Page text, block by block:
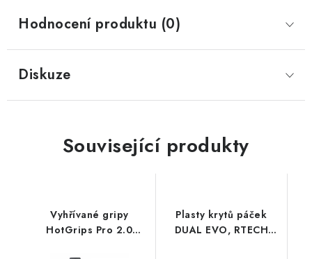
Hodnocení produktu (0)
Diskuze
Související produkty
Vyhřívané gripy
HotGrips Pro 2.0
Plasty krytů páček
DUAL EVO, RTECH